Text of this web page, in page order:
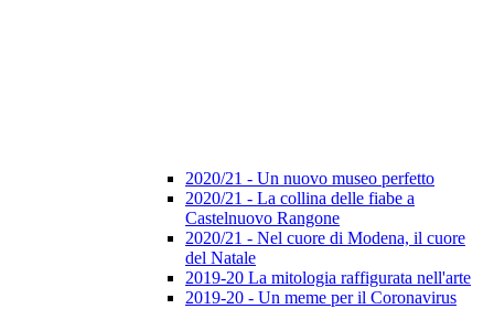
2020/21 - Un nuovo museo perfetto
2020/21 - La collina delle fiabe a
Castelnuovo Rangone
2020/21 - Nel cuore di Modena, il cuore
del Natale
2019-20 La mitologia raffigurata nell'arte
2019-20 - Un meme per il Coronavirus